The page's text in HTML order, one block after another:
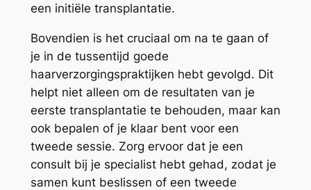
een initiële transplantatie.
Bovendien is het cruciaal om na te gaan of
je in de tussentijd goede
haarverzorgingspraktijken hebt gevolgd. Dit
helpt niet alleen om de resultaten van je
eerste transplantatie te behouden, maar kan
ook bepalen of je klaar bent voor een
tweede sessie. Zorg ervoor dat je een
consult bij je specialist hebt gehad, zodat je
samen kunt beslissen of een tweede